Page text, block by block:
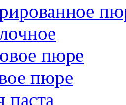
пюре
пюре
паста